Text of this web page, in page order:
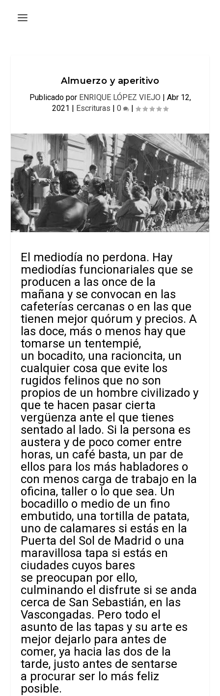
Almuerzo y aperitivo
Publicado por ENRIQUE LÓPEZ VIEJO | Abr 12,
2021 | Escrituras | 0 |
El mediodía no perdona. Hay
mediodías funcionariales que se
producen a las once de la
mañana y se convocan en las
cafeterías cercanas o en las que
tienen mejor quórum y precios.A
las doce, más o menos hay que
tomarse un tentempié,
un bocadito, una racioncita, un
cualquier cosa que evite los
rugidos felinos que no son
propios de un hombre civilizado y
que te hacen pasar cierta
vergüenza ante el que tienes
sentado al lado. Si la persona es
austera y de poco comer entre
horas, un café basta, un par de
ellos para los más habladores o
con menos carga de trabajo en la
oficina, taller o lo que sea. Un
bocadillo o medio de un fino
embutido, una tortilla de patata,
uno de calamares si estás en la
Puerta del Sol de Madrid o una
maravillosa tapa si estás en
ciudades cuyos bares
se preocupan por ello,
culminando el disfrute si se anda
cerca de San Sebastián, en las
Vascongadas. Pero todo el
asunto de las tapas y su arte es
mejor dejarlo para antes de
comer, ya hacia las dos de la
tarde, justo antes de sentarse
a procurar ser lo más feliz
posible.